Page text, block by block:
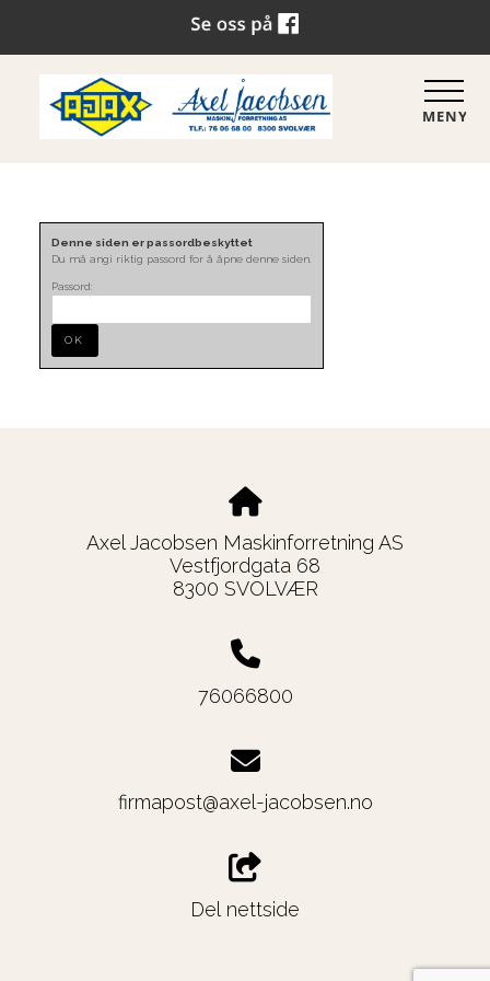
MENY
Denne siden er passordbeskyttet
Du må angi riktig passord for å åpne denne siden.
Passord:
Axel Jacobsen Maskinforretning AS
Vestfjordgata 68
8300 SVOLVÆR
76066800
firmapost@axel-jacobsen.no
Del nettside